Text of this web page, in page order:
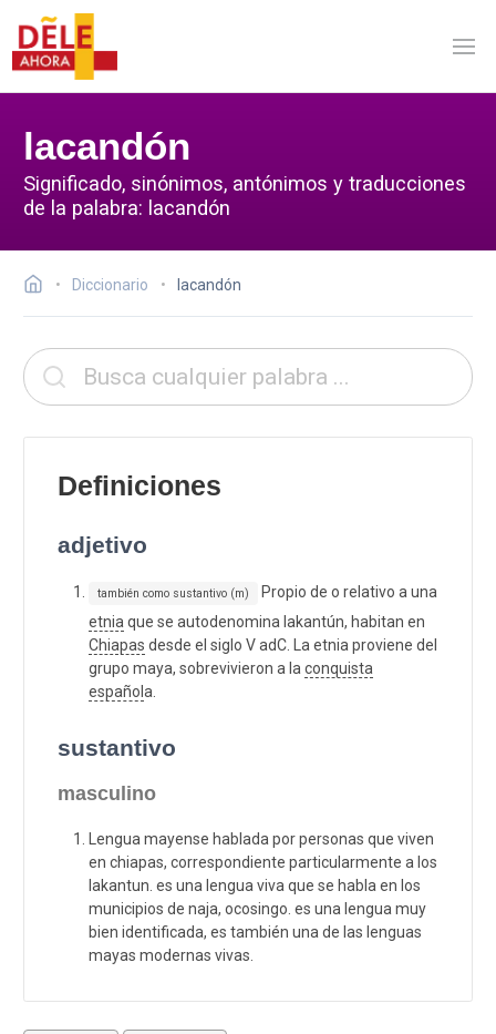
lacandón
Significado, sinónimos, antónimos y traducciones
de la palabra: lacandón
Diccionario lacandón
Definiciones
adjetivo
también como sustantivo (m)
Propio de o relativo a una
etnia que se autodenomina lakantún, habitan en
Chiapas desde el siglo V adC. La etnia proviene del
grupo maya, sobrevivieron a la conquista
español a.
sustantivo
masculino
Lengua mayense hablada por personas que viven
en chiapas, correspondiente particularmente a los
lakantun. es una lengua viva que se habla en los
municipios de naja, ocosingo. es una lengua muy
bien identificada, es también una de las lenguas
mayas modernas vivas.